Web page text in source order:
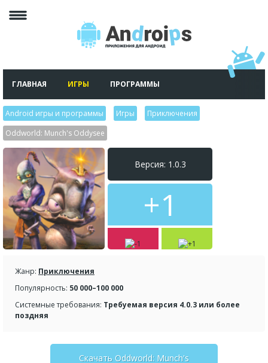
ГЛАВНАЯ ИГРЫ ПРОГРАММЫ
Android игры и программы Игры Приключения
Oddworld: Munch's Oddysee
Версия: 1.0.3
+1
Жанр: Приключения
Популярность: 50 000–100 000
Системные требования: Требуемая версия 4.0.3 или более
поздняя
Скачать Oddworld: Munch's